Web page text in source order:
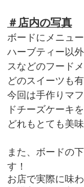
＃店内の写真
ボードにメニュ
ハーブティー以
スなどのフード
どのスイーツも
今回は手作りマ
ドチーズケーキ
どれもとても美
また、ボードの
す！
お店で実際に味